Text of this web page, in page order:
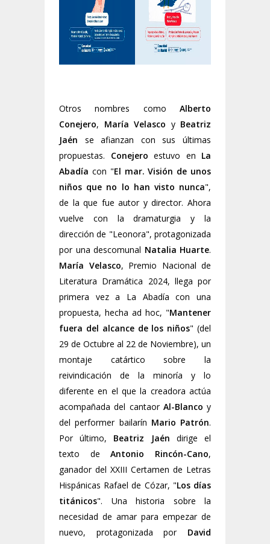
Otros nombres como Alberto
Conejero, María Velasco y Beatriz
Jaén se afianzan con sus últimas
propuestas. Conejero estuvo en La
Abadía con "El mar. Visión de unos
niños que no lo han visto nunca",
de la que fue autor y director. Ahora
vuelve con la dramaturgia y la
dirección de "Leonora", protagonizada
por una descomunal Natalia Huarte.
María Velasco, Premio Nacional de
Literatura Dramática 2024, llega por
primera vez a La Abadía con una
propuesta, hecha ad hoc, "Mantener
fuera del alcance de los niños" (del
29 de Octubre al 22 de Noviembre), un
montaje catártico sobre la
reivindicación de la minoría y lo
diferente en el que la creadora actúa
acompañada del cantaor Al-Blanco y
del performer bailarín Mario Patrón.
Por último, Beatriz Jaén dirige el
texto deAntonio Rincón-Cano,
ganador del XXIII Certamen de Letras
Hispánicas Rafael de Cózar, "Los días
titánicos". Una historia sobre la
necesidad de amar para empezar de
nuevo, protagonizada por David